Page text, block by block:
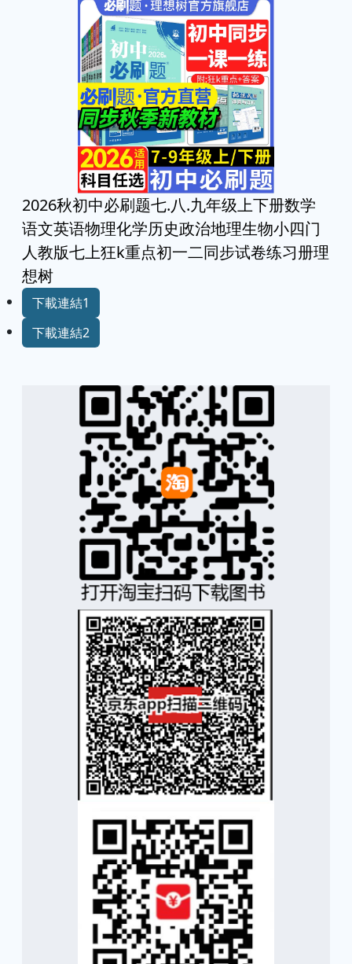
2026秋初中必刷题七.八.九年级上下册数学
语文英语物理化学历史政治地理生物小四门
人教版七上狂k重点初一二同步试卷练习册理
想树
下載連結1
下載連結2